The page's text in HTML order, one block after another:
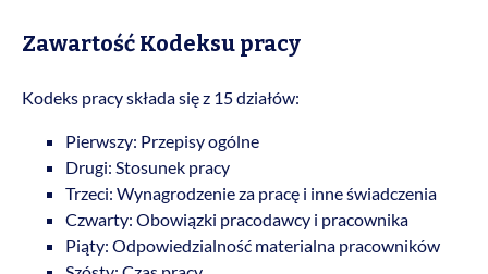
Zawartość Kodeksu pracy
Kodeks pracy składa się z 15 działów:
Pierwszy: Przepisy ogólne
Drugi: Stosunek pracy
Trzeci: Wynagrodzenie za pracę i inne świadczenia
Czwarty: Obowiązki pracodawcy i pracownika
Piąty: Odpowiedzialność materialna pracowników